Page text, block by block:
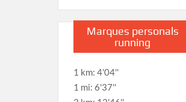
Marques personals
running
1 km: 4'04''
1 mi: 6'37''